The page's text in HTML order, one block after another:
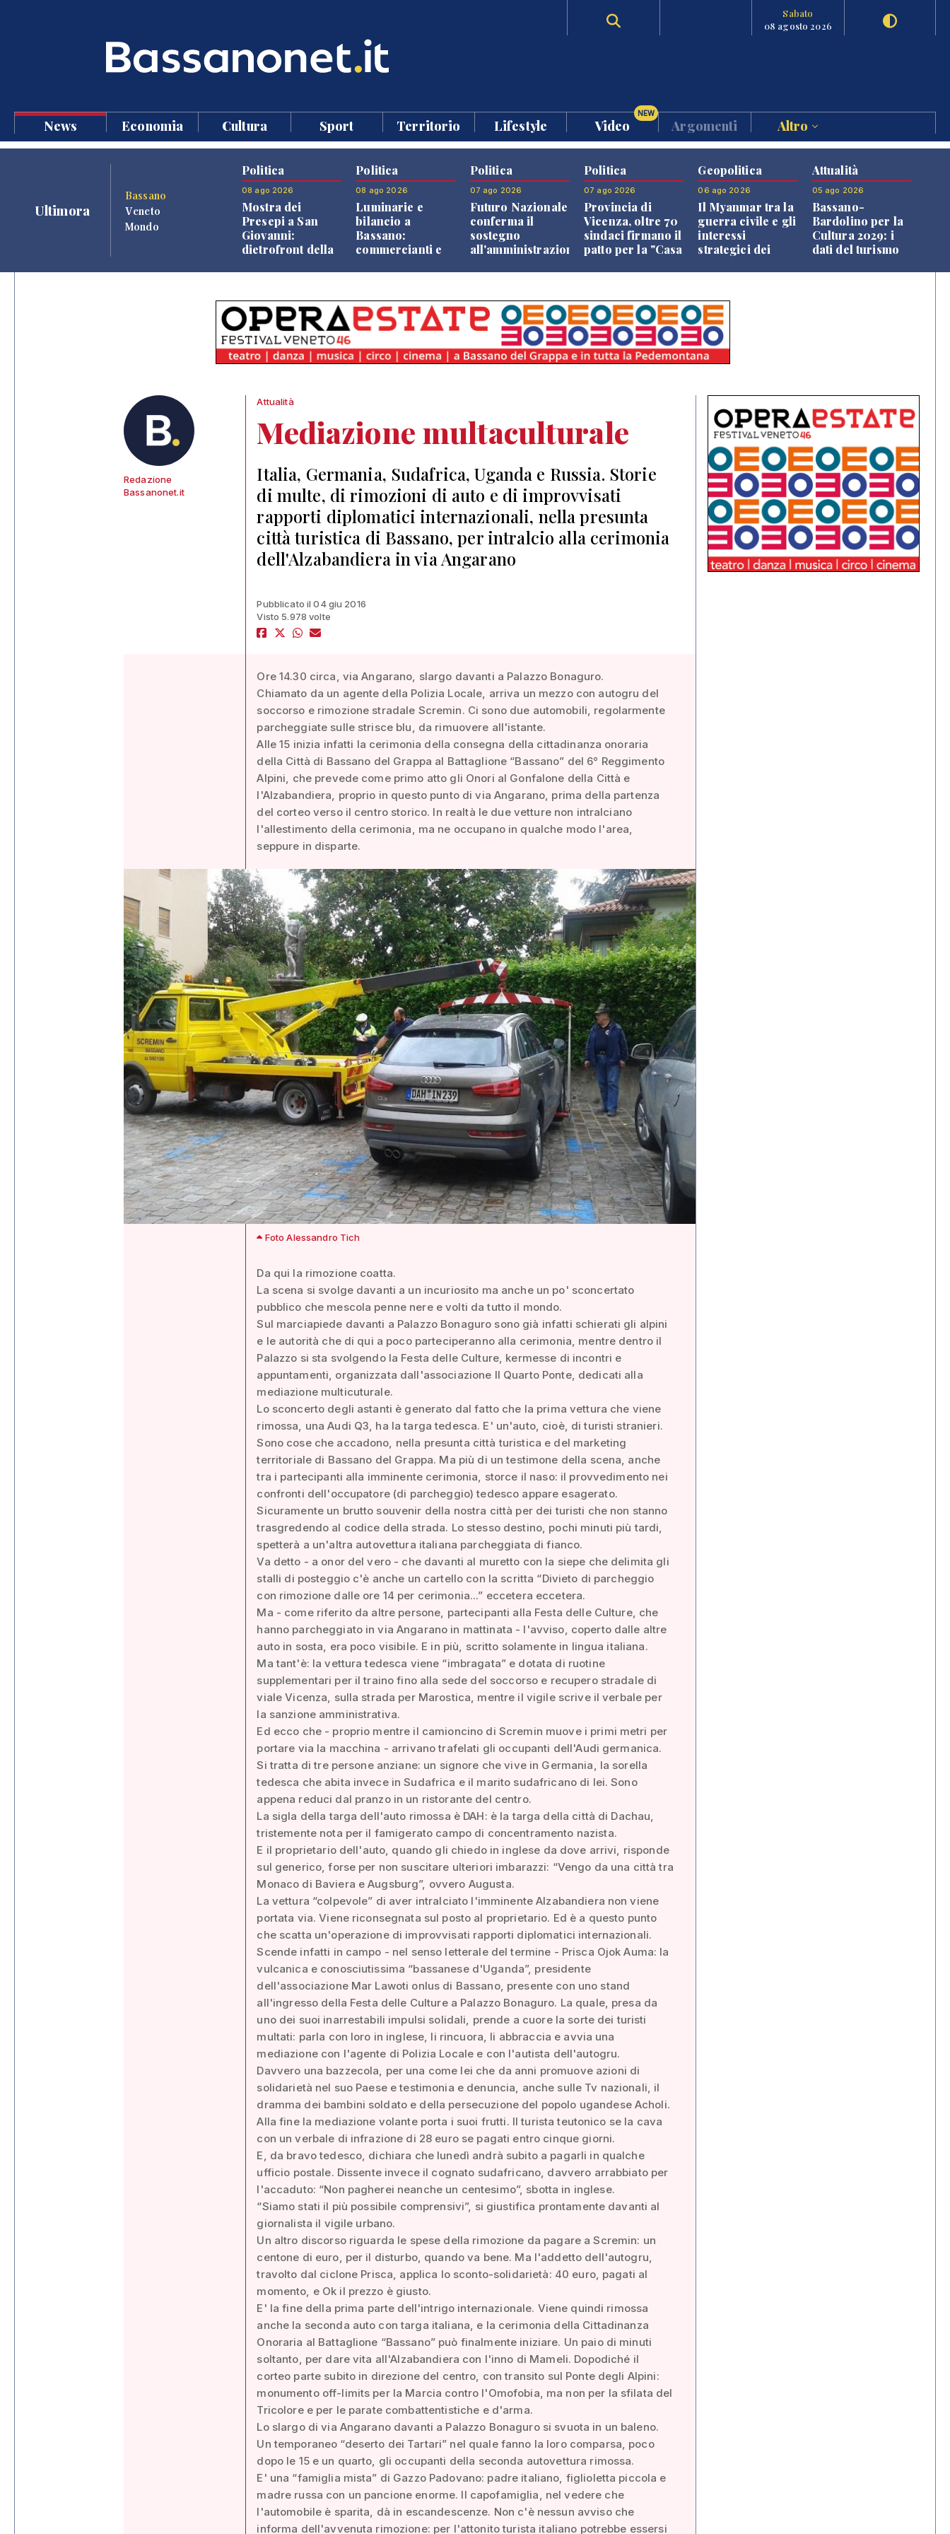
Sabato
08 agosto 2026
News Economia Cultura Sport Territorio Lifestyle Video
NEW
Argomenti Altro
Ultimora
Bassano
Veneto
Mondo
Politica
08 ago 2026
Mostra dei
Presepi a San
Giovanni:
dietrofront della
Politica
08 ago 2026
Luminarie e
bilancio a
Bassano:
commercianti e
Politica
07 ago 2026
Futuro Nazionale
conferma il
sostegno
all'amministrazione
Politica
07 ago 2026
Provincia di
Vicenza, oltre 70
sindaci firmano il
patto per la "Casa
Geopolitica
06 ago 2026
Il Myanmar tra la
guerra civile e gli
interessi
strategici dei
Attualità
05 ago 2026
Bassano-
Bardolino per la
Cultura 2029: i
dati del turismo
Redazione
Bassanonet.it
Attualità
Mediazione multaculturale
Italia, Germania, Sudafrica, Uganda e Russia. Storie
di multe, di rimozioni di auto e di improvvisati
rapporti diplomatici internazionali, nella presunta
città turistica di Bassano, per intralcio alla cerimonia
dell'Alzabandiera in via Angarano
Pubblicato il 04 giu 2016
Visto 5.978 volte
Ore 14.30 circa, via Angarano, slargo davanti a Palazzo Bonaguro.
Chiamato da un agente della Polizia Locale, arriva un mezzo con autogru del
soccorso e rimozione stradale Scremin. Ci sono due automobili, regolarmente
parcheggiate sulle strisce blu, da rimuovere all'istante.
Alle 15 inizia infatti la cerimonia della consegna della cittadinanza onoraria
della Città di Bassano del Grappa al Battaglione “Bassano” del 6° Reggimento
Alpini, che prevede come primo atto gli Onori al Gonfalone della Città e
l'Alzabandiera, proprio in questo punto di via Angarano, prima della partenza
del corteo verso il centro storico. In realtà le due vetture non intralciano
l'allestimento della cerimonia, ma ne occupano in qualche modo l'area,
seppure in disparte.
Foto Alessandro Tich
Da qui la rimozione coatta.
La scena si svolge davanti a un incuriosito ma anche un po' sconcertato
pubblico che mescola penne nere e volti da tutto il mondo.
Sul marciapiede davanti a Palazzo Bonaguro sono già infatti schierati gli alpini
e le autorità che di qui a poco parteciperanno alla cerimonia, mentre dentro il
Palazzo si sta svolgendo la Festa delle Culture, kermesse di incontri e
appuntamenti, organizzata dall'associazione Il Quarto Ponte, dedicati alla
mediazione multicuturale.
Lo sconcerto degli astanti è generato dal fatto che la prima vettura che viene
rimossa, una Audi Q3, ha la targa tedesca. E' un'auto, cioè, di turisti stranieri.
Sono cose che accadono, nella presunta città turistica e del marketing
territoriale di Bassano del Grappa. Ma più di un testimone della scena, anche
tra i partecipanti alla imminente cerimonia, storce il naso: il provvedimento nei
confronti dell'occupatore (di parcheggio) tedesco appare esagerato.
Sicuramente un brutto souvenir della nostra città per dei turisti che non stanno
trasgredendo al codice della strada. Lo stesso destino, pochi minuti più tardi,
spetterà a un'altra autovettura italiana parcheggiata di fianco.
Va detto - a onor del vero - che davanti al muretto con la siepe che delimita gli
stalli di posteggio c'è anche un cartello con la scritta “Divieto di parcheggio
con rimozione dalle ore 14 per cerimonia...” eccetera eccetera.
Ma - come riferito da altre persone, partecipanti alla Festa delle Culture, che
hanno parcheggiato in via Angarano in mattinata - l'avviso, coperto dalle altre
auto in sosta, era poco visibile. E in più, scritto solamente in lingua italiana.
Ma tant'è: la vettura tedesca viene “imbragata” e dotata di ruotine
supplementari per il traino fino alla sede del soccorso e recupero stradale di
viale Vicenza, sulla strada per Marostica, mentre il vigile scrive il verbale per
la sanzione amministrativa.
Ed ecco che - proprio mentre il camioncino di Scremin muove i primi metri per
portare via la macchina - arrivano trafelati gli occupanti dell'Audi germanica.
Si tratta di tre persone anziane: un signore che vive in Germania, la sorella
tedesca che abita invece in Sudafrica e il marito sudafricano di lei. Sono
appena reduci dal pranzo in un ristorante del centro.
La sigla della targa dell'auto rimossa è DAH: è la targa della città di Dachau,
tristemente nota per il famigerato campo di concentramento nazista.
E il proprietario dell'auto, quando gli chiedo in inglese da dove arrivi, risponde
sul generico, forse per non suscitare ulteriori imbarazzi: “Vengo da una città tra
Monaco di Baviera e Augsburg”, ovvero Augusta.
La vettura “colpevole” di aver intralciato l'imminente Alzabandiera non viene
portata via. Viene riconsegnata sul posto al proprietario. Ed è a questo punto
che scatta un'operazione di improvvisati rapporti diplomatici internazionali.
Scende infatti in campo - nel senso letterale del termine - Prisca Ojok Auma: la
vulcanica e conosciutissima “bassanese d'Uganda”, presidente
dell'associazione Mar Lawoti onlus di Bassano, presente con uno stand
all'ingresso della Festa delle Culture a Palazzo Bonaguro. La quale, presa da
uno dei suoi inarrestabili impulsi solidali, prende a cuore la sorte dei turisti
multati: parla con loro in inglese, li rincuora, li abbraccia e avvia una
mediazione con l'agente di Polizia Locale e con l'autista dell'autogru.
Davvero una bazzecola, per una come lei che da anni promuove azioni di
solidarietà nel suo Paese e testimonia e denuncia, anche sulle Tv nazionali, il
dramma dei bambini soldato e della persecuzione del popolo ugandese Acholi.
Alla fine la mediazione volante porta i suoi frutti. Il turista teutonico se la cava
con un verbale di infrazione di 28 euro se pagati entro cinque giorni.
E, da bravo tedesco, dichiara che lunedì andrà subito a pagarli in qualche
ufficio postale. Dissente invece il cognato sudafricano, davvero arrabbiato per
l'accaduto: “Non pagherei neanche un centesimo”, sbotta in inglese.
“Siamo stati il più possibile comprensivi”, si giustifica prontamente davanti al
giornalista il vigile urbano.
Un altro discorso riguarda le spese della rimozione da pagare a Scremin: un
centone di euro, per il disturbo, quando va bene. Ma l'addetto dell'autogru,
travolto dal ciclone Prisca, applica lo sconto-solidarietà: 40 euro, pagati al
momento, e Ok il prezzo è giusto.
E' la fine della prima parte dell'intrigo internazionale. Viene quindi rimossa
anche la seconda auto con targa italiana, e la cerimonia della Cittadinanza
Onoraria al Battaglione “Bassano” può finalmente iniziare. Un paio di minuti
soltanto, per dare vita all'Alzabandiera con l'inno di Mameli. Dopodiché il
corteo parte subito in direzione del centro, con transito sul Ponte degli Alpini:
monumento off-limits per la Marcia contro l'Omofobia, ma non per la sfilata del
Tricolore e per le parate combattentistiche e d'arma.
Lo slargo di via Angarano davanti a Palazzo Bonaguro si svuota in un baleno.
Un temporaneo “deserto dei Tartari” nel quale fanno la loro comparsa, poco
dopo le 15 e un quarto, gli occupanti della seconda autovettura rimossa.
E' una “famiglia mista” di Gazzo Padovano: padre italiano, figlioletta piccola e
madre russa con un pancione enorme. Il capofamiglia, nel vedere che
l'automobile è sparita, dà in escandescenze. Non c'è nessun avviso che
informa dell'avvenuta rimozione: per l'attonito turista italiano potrebbe essersi